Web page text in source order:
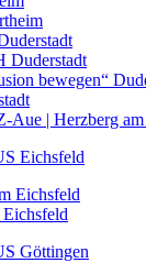
Duderstadt
bewegen“
Aue | Herzberg
Eichsfeld
Eichsfeld
Göttingen